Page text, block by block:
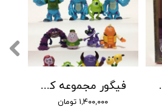
فیگور مجموعه کارخانه هیولا ها
۱,۴۰۰,۰۰۰ تومان
ها